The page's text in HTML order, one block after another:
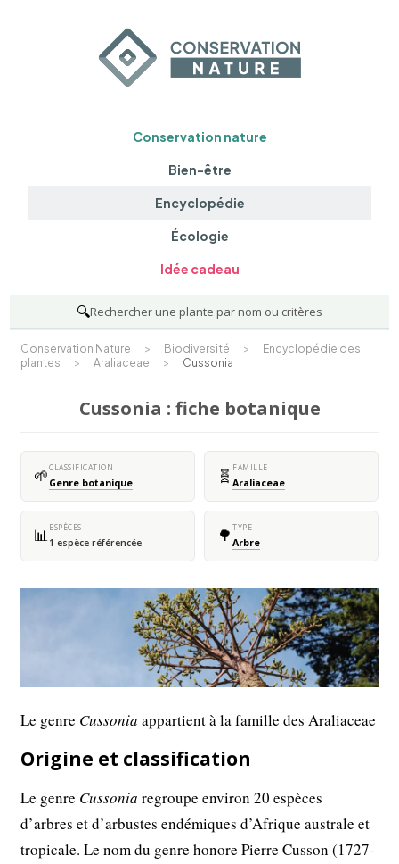
Conservation nature
Bien-être
Encyclopédie
Écologie
Idée cadeau
🔍Rechercher une plante par nom ou critères
Conservation Nature > Biodiversité >
Encyclopédie des
plantes
> Araliaceae > Cussonia
Cussonia : fiche botanique
🌱CLASSIFICATION
Genre botanique 🧬 FAMILLE
Araliaceae
📊ESPÈCES
1 espèce référencée 🌳 TYPE
Arbre
Le genre Cussonia appartient à la famille des Araliaceae
Origine et classification
Le genre Cussonia regroupe environ 20 espèces
d’arbres et d’arbustes endémiques d’Afrique australe et
tropicale. Le nom du genre honore Pierre Cusson (1727-